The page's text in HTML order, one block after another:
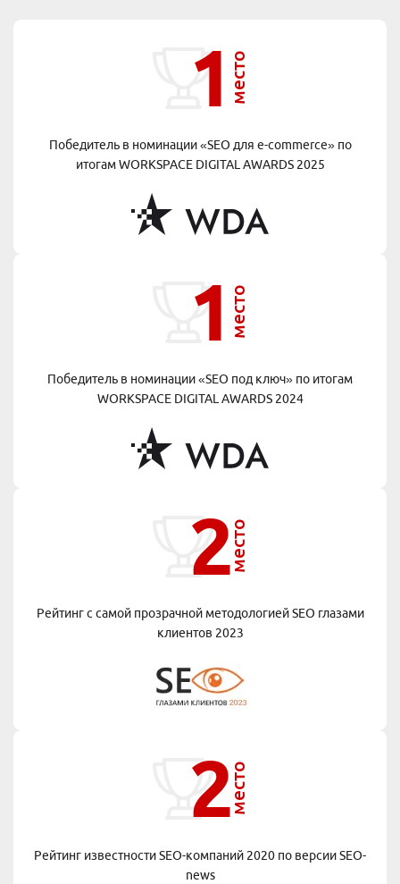
1 место
Победитель в номинации «SEO для e-commerce» по
итогамWORKSPACE DIGITAL AWARDS 2025
1 место
Победитель в номинации «SEO под ключ» по итогам
WORKSPACE DIGITAL AWARDS 2024
2место
Рейтинг с самой прозрачной методологиейSEO глазами
клиентов 2023
2место
Рейтинг известности SEO-компаний 2020 по версииSEO-
news